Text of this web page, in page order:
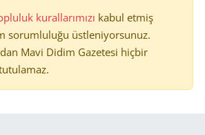
kurallarımızı kabul etmiş
sorumluluğu üstleniyorsunuz.
Mavi Didim Gazetesi hiçbir